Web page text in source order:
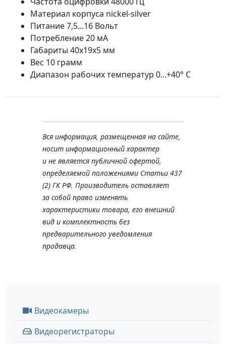
Материал корпуса nickel-silver
Питание 7,5...16 Вольт
Потребление 20 мА
Габариты 40х19х5 мм
Вес 10 грамм
Диапазон рабочих температур 0...+40° С
Вся информация, размещенная на сайте,
носит информационный характер
и не является публичной офертой,
определяемой положениями Статьи 437
(2) ГК РФ. Производитель оставляет
за собой право изменять
характеристики товара, его внешний
вид и комплектность без
предварительного уведомления
продавца.
Видеокамеры
Видеорегистраторы